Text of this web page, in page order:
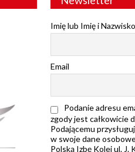
Imię lub Imię i Nazwisko
Email
Podanie adresu
zgody jest całkowicie
Podającemu
w swoje dane
Polską Izbę Kolei ul. J.